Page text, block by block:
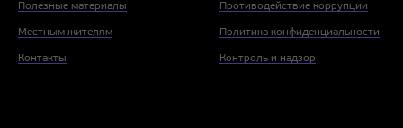
Полезные материалы
Местным жителям
Контакты
Противодействие коррупции
Политика конфиденциальности
Контроль и надзор